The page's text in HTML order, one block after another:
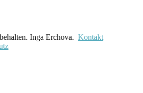
Inga Erchova. Kontakt